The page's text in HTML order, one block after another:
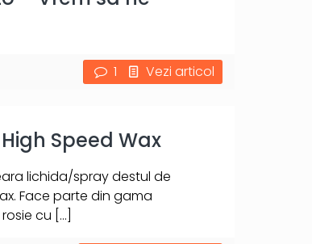
1 Vezi articol
Speed Wax
lichida/spray destul de
Face parte din gama
cu […]